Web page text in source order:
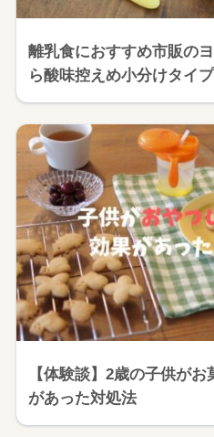
離乳食におすすめ市販の
ら酸味控えめ小分けタイ
【体験談】2歳の子供が
があった対処法